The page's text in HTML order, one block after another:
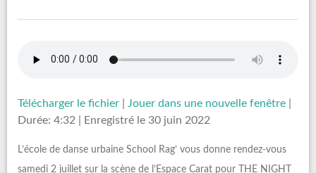
Télécharger le fichier Jouer dans une nouvelle fenêtre
Durée: 4:32
Enregistré le 30 juin 2022
L’école de danse urbaine School Rag’ vous donne rendez-vous
samedi 2 juillet sur la scène de l’Espace Carat pour THE NIGHT